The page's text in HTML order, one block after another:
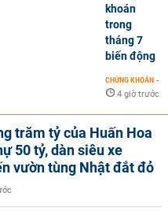
khoán
trong
tháng 7
biến động
CHỨNG KHOÁN -
4 giờ trước
trăm tỷ của Huấn Hoa
50 tỷ, dàn siêu xe
vườn tùng Nhật đắt đỏ